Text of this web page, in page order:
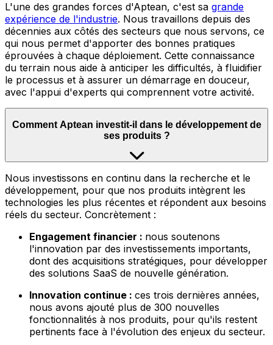
L'une des grandes forces d'Aptean, c'est sa grande
expérience de l'industrie. Nous travaillons depuis des
décennies aux côtés des secteurs que nous servons, ce
qui nous permet d'apporter des bonnes pratiques
éprouvées à chaque déploiement. Cette connaissance
du terrain nous aide à anticiper les difficultés, à fluidifier
le processus et à assurer un démarrage en douceur,
avec l'appui d'experts qui comprennent votre activité.
Comment Aptean investit-il dans le développement de
ses produits ?
Nous investissons en continu dans la recherche et le
développement, pour que nos produits intègrent les
technologies les plus récentes et répondent aux besoins
réels du secteur. Concrètement :
Engagement financier : nous soutenons
l'innovation par des investissements importants,
dont des acquisitions stratégiques, pour développer
des solutions SaaS de nouvelle génération.
Innovation continue : ces trois dernières années,
nous avons ajouté plus de 300 nouvelles
fonctionnalités à nos produits, pour qu'ils restent
pertinents face à l'évolution des enjeux du secteur.